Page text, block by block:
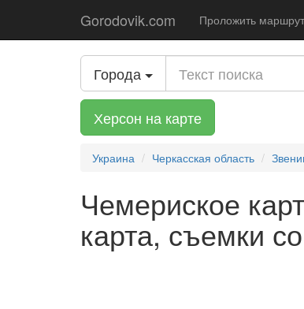
Gorodovik.com Проложить маршрут
Города
Херсон на карте
Украина Черкасская область
Чемериское
карта, съемки